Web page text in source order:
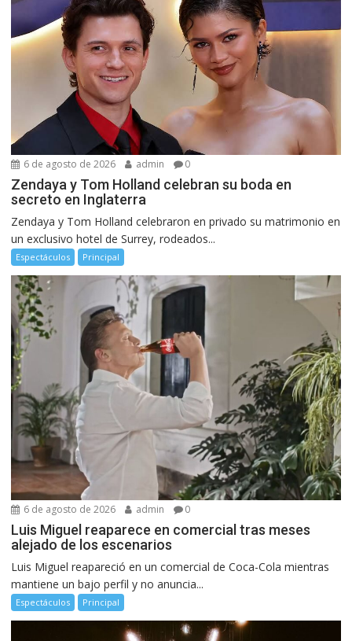
6 de agosto de 2026 admin 0
Zendaya y Tom Holland celebran su boda en
secreto en Inglaterra
Zendaya y Tom Holland celebraron en privado su matrimonio en
un exclusivo hotel de Surrey, rodeados...
Espectáculos Principal
6 de agosto de 2026 admin 0
Luis Miguel reaparece en comercial tras meses
alejado de los escenarios
Luis Miguel reapareció en un comercial de Coca-Cola mientras
mantiene un bajo perfil y no anuncia...
Espectáculos Principal